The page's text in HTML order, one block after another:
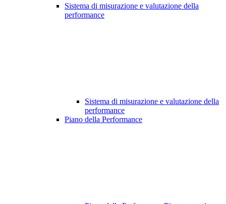
Sistema di misurazione e valutazione della
performance
Sistema di misurazione e valutazione della
performance
Piano della Performance